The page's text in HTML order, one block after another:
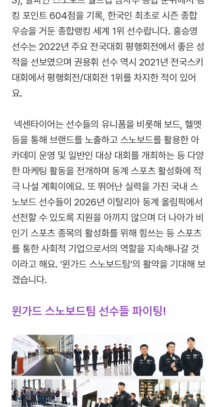
킹 포인트 604점을 기록, 한국인 최초로 시즌 종합
우승을 거둔 종합랭킹 세계 1위 선수랍니다. 홍승영
선수는 2022년 주요 전국대회 평행회전에서 좋은 성
적을 선보였으며 권용휘 선수 역시 2021년 전국스키
대회에서 평행회전/대회전 1위를 차지한 적이 있어
요.
넥센타이어는 선수들의 유니폼을 비롯해 보드, 헬멧
등을 통해 브랜드를 노출하고 스노보드를 활용한 아
카데미 운영 및 일반인 대상 대회를 개최하는 등 다양
한 마케팅 활동을 전개하며 동계 스포츠 활성화에 적
극 나설 계획이에요. 또 뛰어난 실력을 가진 국내 스
노보드 선수들이 2026년 이탈리아 동계 올림픽에서
선전할 수 있도록 지원을 아끼지 않으며 더 나아가 비
인기 스포츠 종목의 활성화를 위해 힘쓰는 등 스포츠
를 통한 사회적 기업으로서의 역할을 지속해나갈 것
이라고 해요. ‘윈가드 스노보드팀’의 활약을 기대해 보
겠습니다.
윈가드 스노보드팀 선수들 파이팅!